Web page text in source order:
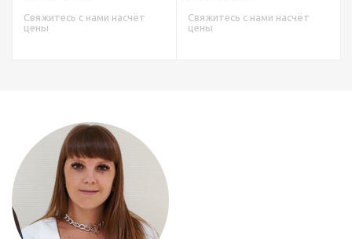
Свяжитесь с нами насчёт
цены
Свяжитесь с нами насчёт
цены